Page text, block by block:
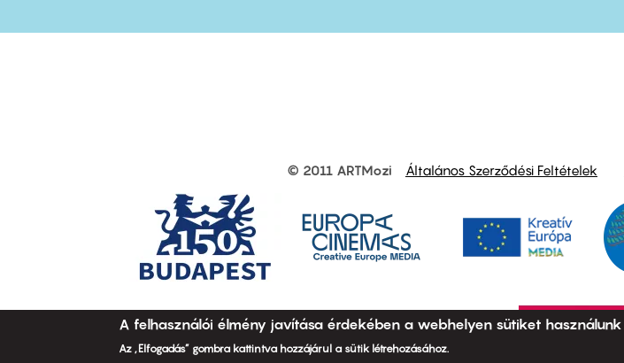
other
© 2011 ARTMozi Általános Szerződési Feltételek
A felhasználói élmény javítása érdekében a webhelyen sütiket használunk
Az „Elfogadás” gombra kattintva hozzájárul a sütik létrehozásához.